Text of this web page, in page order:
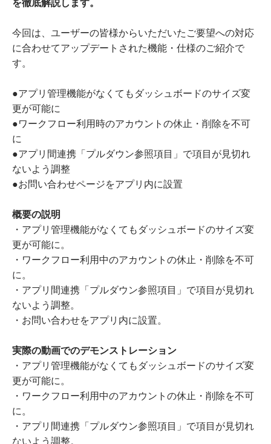
今回は、ユーザーの皆様からいただいたご要望への対応
に合わせてアップデートされた機能・仕様のご紹介で
す。
●アプリ管理機能がなくてもダッシュボードのサイズ変
更が可能に
●ワークフロー利用時のアカウントの休止・削除を不可
に
●アプリ間連携「プルダウン参照項目」で項目が見切れ
ないよう調整
●お問い合わせページをアプリ内に設置
概要の説明
・アプリ管理機能がなくてもダッシュボードのサイズ変
更が可能に。
・ワークフロー利用中のアカウントの休止・削除を不可
に。
・アプリ間連携「プルダウン参照項目」で項目が見切れ
ないよう調整。
・お問い合わせをアプリ内に設置。
実際の動画でのデモンストレーション
・アプリ管理機能がなくてもダッシュボードのサイズ変
更が可能に。
・ワークフロー利用中のアカウントの休止・削除を不可
に。
・アプリ間連携「プルダウン参照項目」で項目が見切れ
ないよう調整。